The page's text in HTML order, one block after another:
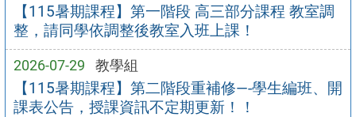
【115暑期課程】第一階段 高三部分課程 教室調
整，請同學依調整後教室入班上課！
2026-07-29 教學組
【115暑期課程】第二階段重補修—-學生編班、開
課表公告，授課資訊不定期更新！！